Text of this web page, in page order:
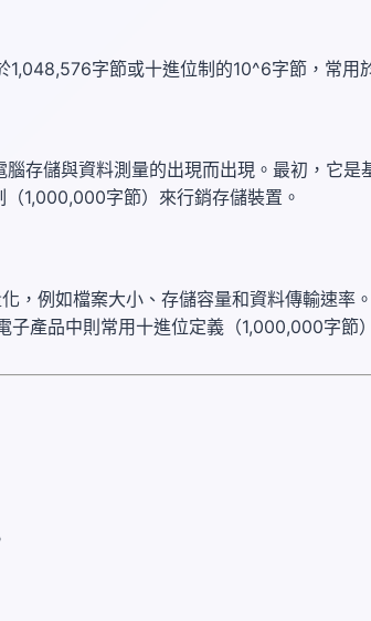
字節或十進位制的10^6字節，常用
腦存儲與資料測量的出現而出現。最初，它
1,000,000字節）來行銷存儲裝置。
，例如檔案大小、存儲容量和資料傳輸速率
產品中則常用十進位定義（1,000,000字節